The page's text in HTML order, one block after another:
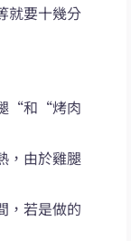
就要十幾分
“和“烤肉
，由於雞腿
，若是做的